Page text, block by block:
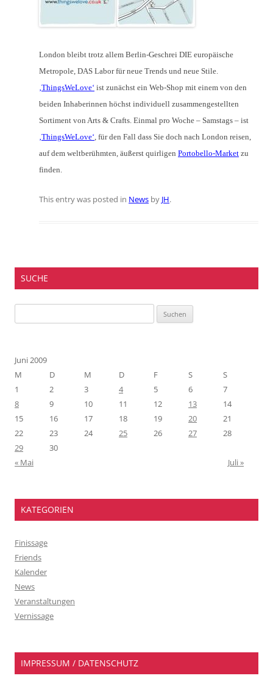
London bleibt trotz allem Berlin-Geschrei DIE europäische
Metropole, DAS Labor für neue Trends und neue Stile.
‚ThingsWeLove‘ ist zunächst ein Web-Shop mit einem von den
beiden Inhaberinnen höchst individuell zusammengestellten
Sortiment von Arts & Crafts. Einmal pro Woche – Samstags – ist
‚ThingsWeLove‘, für den Fall dass Sie doch nach London reisen,
auf dem weltberühmten, äußerst quirligen Portobello-Market zu
finden.
This entry was posted in News by JH.
SUCHE
nach:
Juni 2009
M
D M D F S
S
1
2 3 4 5 6
7
8
9 10 11 12 13
14
15
16 17 18 19 20
21
22
23 24 25 26 27
28
29
30
« Mai
Juli »
KATEGORIEN
Finissage
Friends
Kalender
News
Veranstaltungen
Vernissage
IMPRESSUM / DATENSCHUTZ